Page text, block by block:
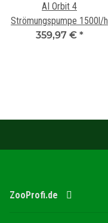
AI Orbit 4
Strömungspumpe 1500l/h
359,97 € *
ZooProfi.de